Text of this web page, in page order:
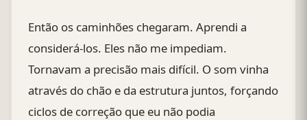
Então os caminhões chegaram. Aprendi a
considerá-los. Eles não me impediam.
Tornavam a precisão mais difícil. O som vinha
através do chão e da estrutura juntos, forçando
ciclos de correção que eu não podia